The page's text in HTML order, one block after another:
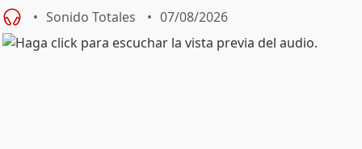
Sonido Totales 07/08/2026